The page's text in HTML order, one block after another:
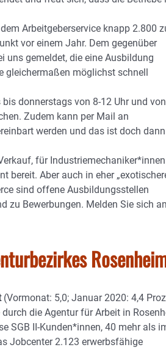
Arbeitgeberservice knapp 2.800
vor einem Jahr. Dem gegenüber
uns gemeldet, die eine Ausbildung
gleichermaßen möglichst schnell
donnerstags von 8-12 Uhr und von
Zudem kann per Mail an
werden und das ist doch dann
für Industriemechaniker*innen
Aber auch in eher
sind offene Ausbildungsstellen
zu Bewerbungen. Melden Sie sich
(Vormonat: 5,0; Januar 2020: 4,4
die Agentur für Arbeit in
SGB II-Kunden*innen, 40 mehr als
Jobcenter 2.123 erwerbsfähige